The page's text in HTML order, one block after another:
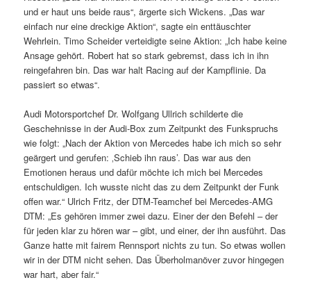
und er haut uns beide raus“, ärgerte sich Wickens. „Das war
einfach nur eine dreckige Aktion“, sagte ein enttäuschter
Wehrlein. Timo Scheider verteidigte seine Aktion: „Ich habe keine
Ansage gehört. Robert hat so stark gebremst, dass ich in ihn
reingefahren bin. Das war halt Racing auf der Kampflinie. Da
passiert so etwas“.
Audi Motorsportchef Dr. Wolfgang Ullrich schilderte die
Geschehnisse in der Audi-Box zum Zeitpunkt des Funkspruchs
wie folgt: „Nach der Aktion von Mercedes habe ich mich so sehr
geärgert und gerufen: ‚Schieb ihn raus’. Das war aus den
Emotionen heraus und dafür möchte ich mich bei Mercedes
entschuldigen. Ich wusste nicht das zu dem Zeitpunkt der Funk
offen war.“ Ulrich Fritz, der DTM-Teamchef bei Mercedes-AMG
DTM: „Es gehören immer zwei dazu. Einer der den Befehl – der
für jeden klar zu hören war – gibt, und einer, der ihn ausführt. Das
Ganze hatte mit fairem Rennsport nichts zu tun. So etwas wollen
wir in der DTM nicht sehen. Das Überholmanöver zuvor hingegen
war hart, aber fair.“